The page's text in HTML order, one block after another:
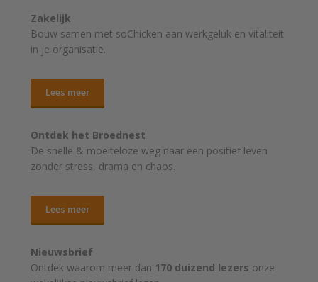
Zakelijk
Bouw samen met soChicken aan werkgeluk en vitaliteit
in je organisatie.
Lees meer
Ontdek het Broednest
De snelle & moeiteloze weg naar een positief leven
zonder stress, drama en chaos.
Lees meer
Nieuwsbrief
Ontdek waarom meer dan 170 duizend lezers onze